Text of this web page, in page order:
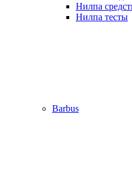
Нилпа
Нилпа тесты
Barbus